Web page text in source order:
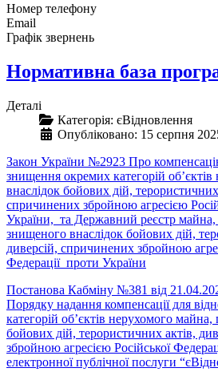
Номер телефону
Email
Графік звернень
Нормативна база
Деталі
Категорія: єВідновлення
Опубліковано: 15 серпня
Закон України №2923 Про
знищення окремих категорій
внаслідок бойових дій,
спричинених збройною агресією
України, та Державний реєстр
знищеного внаслідок бойових дій,
диверсій, спричинених збройною
Федерації проти України
Постанова Кабміну №381 від
Порядку надання компенсації для
категорій об’єктів нерухомого
бойових дій, терористичних актів,
збройною агресією Російської
електронної публічної послуги